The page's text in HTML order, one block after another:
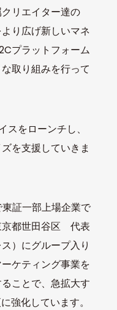
リエイター達の
り広げ新しいマネ
プラットフォーム
取り組みを行って
スをローンチし、
を支援していきま
東証一部上場企業で
京都世田谷区 代表
）にグループ入り
ケティング事業を
ことで、急拡大す
強化しています。